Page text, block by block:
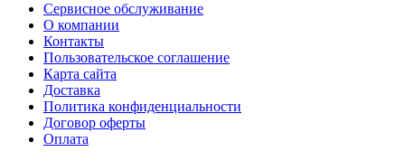
Сервисное обслуживание
О компании
Контакты
Пользовательское соглашение
Карта сайта
Доставка
Политика конфиденциальности
Договор оферты
Оплата